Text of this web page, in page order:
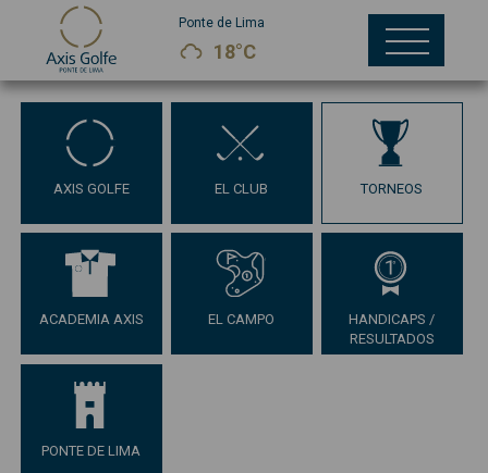
Ponte de Lima
18°C
AXIS GOLFE EL CLUB TORNEOS
ACADEMIA AXIS EL CAMPO
HANDICAPS /
RESULTADOS
PONTE DE LIMA